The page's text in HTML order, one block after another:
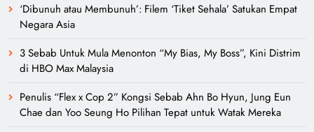
‘Dibunuh atau Membunuh’: Filem ‘Tiket Sehala’ Satukan Empat
Negara Asia
3 Sebab Untuk Mula Menonton “My Bias, My Boss”, Kini Distrim
di HBO Max Malaysia
Penulis “Flex x Cop 2” Kongsi Sebab Ahn Bo Hyun, Jung Eun
Chae dan Yoo Seung Ho Pilihan Tepat untuk Watak Mereka